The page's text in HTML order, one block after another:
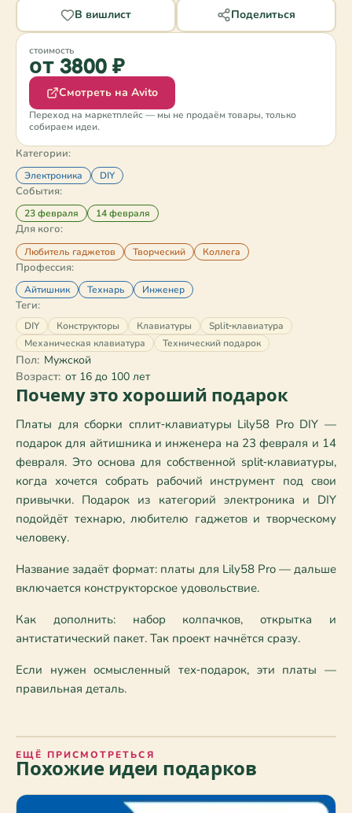
В вишлист Поделиться
стоимость
от 3800 ₽
Смотреть на Avito
Переход на маркетплейс — мы не продаём товары, только
собираем идеи.
Категории:
Электроника DIY
События:
23 февраля 14 февраля
Для кого:
Любитель гаджетов Творческий Коллега
Профессия:
Айтишник Технарь Инженер
Теги:
DIY Конструкторы Клавиатуры
Split‑клавиатура
Механическая клавиатура
Технический подарок
Пол: Мужской
Возраст: от 16 до 100 лет
Почему это хороший подарок
Платы для сборки сплит‑клавиатуры Lily58 Pro DIY —
подарок для айтишника и инженера на 23 февраля и 14
февраля. Это основа для собственной split‑клавиатуры,
когда хочется собрать рабочий инструмент под свои
привычки. Подарок из категорий электроника и DIY
подойдёт технарю, любителю гаджетов и творческому
человеку.
Название задаёт формат: платы для Lily58 Pro — дальше
включается конструкторское удовольствие.
Как дополнить: набор колпачков, открытка и
антистатический пакет. Так проект начнётся сразу.
Если нужен осмысленный тех‑подарок, эти платы —
правильная деталь.
ЕЩЁ ПРИСМОТРЕТЬСЯ
Похожие идеи подарков